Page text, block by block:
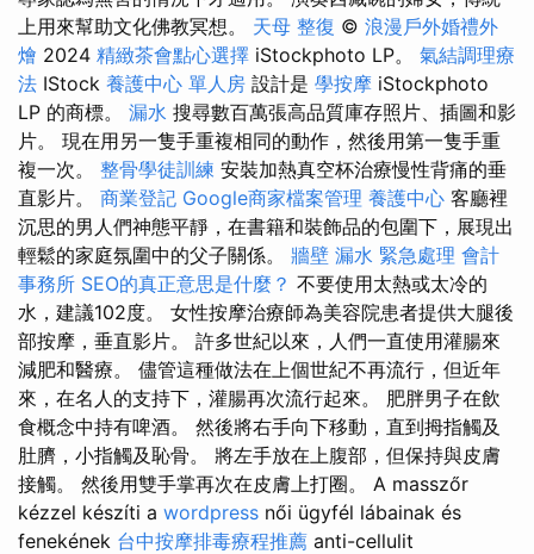
上用來幫助文化佛教冥想。 天母 整復 © 浪漫戶外婚禮外
燴 2024 精緻茶會點心選擇 iStockphoto LP。 氣結調理療
法 IStock 養護中心 單人房 設計是 學按摩 iStockphoto
LP 的商標。 漏水 搜尋數百萬張高品質庫存照片、插圖和影
片。 現在用另一隻手重複相同的動作，然後用第一隻手重
複一次。 整骨學徒訓練 安裝加熱真空杯治療慢性背痛的垂
直影片。 商業登記 Google商家檔案管理 養護中心 客廳裡
沉思的男人們神態平靜，在書籍和裝飾品的包圍下，展現出
輕鬆的家庭氛圍中的父子關係。 牆壁 漏水 緊急處理 會計
事務所 SEO的真正意思是什麼？ 不要使用太熱或太冷的
水，建議102度。 女性按摩治療師為美容院患者提供大腿後
部按摩，垂直影片。 許多世紀以來，人們一直使用灌腸來
減肥和醫療。 儘管這種做法在上個世紀不再流行，但近年
來，在名人的支持下，灌腸再次流行起來。 肥胖男子在飲
食概念中持有啤酒。 然後將右手向下移動，直到拇指觸及
肚臍，小指觸及恥骨。 將左手放在上腹部，但保持與皮膚
接觸。 然後用雙手掌再次在皮膚上打圈。 A masszőr
kézzel készíti a wordpress női ügyfél lábainak és
fenekének 台中按摩排毒療程推薦 anti-cellulit